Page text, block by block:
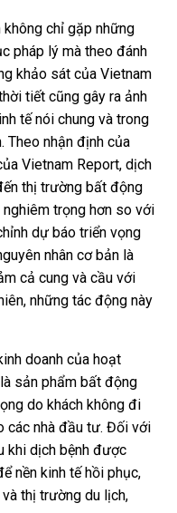
chỉ gặp những
pháp lý mà theo đánh
khảo sát của Vietnam
tiết cũng gây ra ảnh
tế nói chung và trong
nhận định của
Vietnam Report, dịch
thị trường bất động
trọng hơn so với
dự báo triển vọng
nhân cơ bản là
cả cung và cầu với
những tác động này
doanh của hoạt
sản phẩm bất động
do khách không đi
các nhà đầu tư. Đối với
khi dịch bệnh được
nền kinh tế hồi phục,
thị trường du lịch,